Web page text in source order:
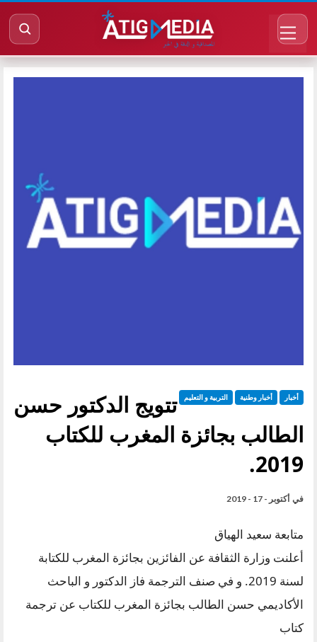
أخبار أخبار وطنية التربية و التعليم
تتويج الدكتور حسن
الطالب بجائزة المغرب للكتاب
2019.
في أكتوبر - 17 - 2019
متابعة سعيد الهياق
أعلنت وزارة الثقافة عن الفائزين بجائزة المغرب للكتابة
لسنة 2019. و في صنف الترجمة فاز الدكتور و الباحث
الأكاديمي حسن الطالب بجائزة المغرب للكتاب عن ترجمة
كتاب